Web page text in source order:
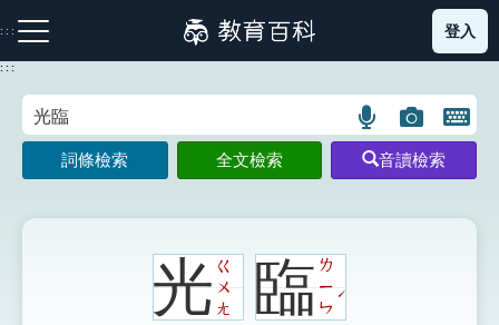
到
主
:::
注音索引圖示 筆畫索引圖示 部首索引表圖示
登入
:::
語
言
搜
圖
片
搜
開
鍵
圖
詞條檢索 全文檢索 音讀檢索
光ㄍ
ㄨ
ㄤ
臨ㄌ
ㄧ
ㄣ
ˊ